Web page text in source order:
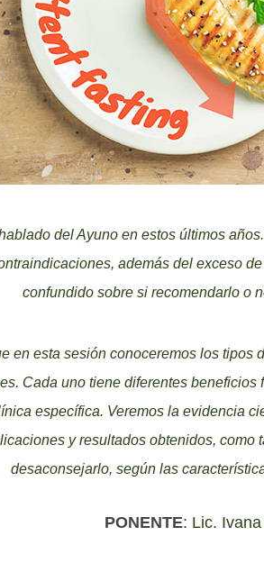
del Ayuno en estos últimos
además del exceso
confundido sobre si recomendarlo o
en esta sesión conoceremos los tipos
Cada uno tiene diferentes
específica. Veremos la evidencia
y resultados obtenidos, como
desaconsejarlo, según las
PONENTE: Lic.